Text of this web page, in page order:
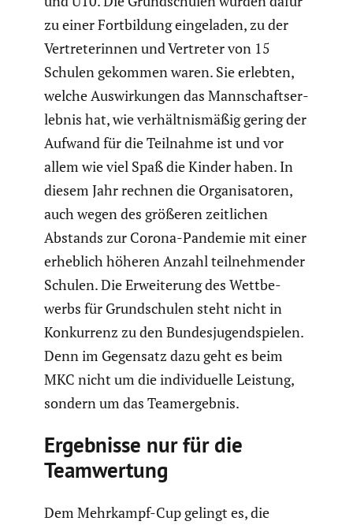
zu einer Fortbil­dung einge­laden, zu der
Vertre­te­rinnen und Vertreter von 15
Schulen gekommen waren. Sie erlebten,
welche Auswir­kungen das Mannschafts­er­
lebnis hat, wie verhält­nis­mäßig gering der
Aufwand für die Teilnahme ist und vor
allem wie viel Spaß die Kinder haben. In
diesem Jahr rechnen die Organi­sa­toren,
auch wegen des größeren zeitli­chen
Abstands zur Corona-Pandemie mit einer
erheblich höheren Anzahl teilneh­mender
Schulen. Die Erwei­te­rung des Wettbe­
werbs für Grund­schulen steht nicht in
Konkur­renz zu den Bundes­ju­gend­spielen.
Denn im Gegensatz dazu geht es beim
MKC nicht um die indivi­du­elle Leistung,
sondern um das Teamer­gebnis.
Ergeb­nisse nur für die
Teamwer­tung
Dem Mehrkampf-Cup gelingt es, die